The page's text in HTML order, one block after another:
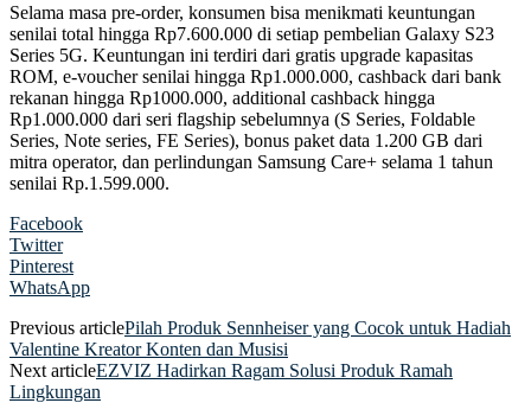
Selama masa pre-order, konsumen bisa menikmati keuntungan
senilai total hingga Rp7.600.000 di setiap pembelian Galaxy S23
Series 5G. Keuntungan ini terdiri dari gratis upgrade kapasitas
ROM, e-voucher senilai hingga Rp1.000.000, cashback dari bank
rekanan hingga Rp1000.000, additional cashback hingga
Rp1.000.000 dari seri flagship sebelumnya (S Series, Foldable
Series, Note series, FE Series), bonus paket data 1.200 GB dari
mitra operator, dan perlindungan Samsung Care+ selama 1 tahun
senilai Rp.1.599.000.
Facebook
Twitter
Pinterest
WhatsApp
Previous articlePilah Produk Sennheiser yang Cocok untuk Hadiah
Valentine Kreator Konten dan Musisi
Next articleEZVIZ Hadirkan Ragam Solusi Produk Ramah
Lingkungan